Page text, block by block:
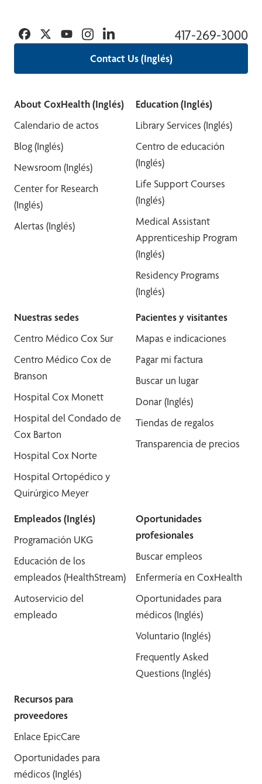
Contact Us (Inglés)
417-269-3000
Facebook
TwitterYouTubeInstagramLinkedin
About CoxHealth (Inglés)
Calendario de actos
Blog (Inglés)
Newsroom (Inglés)
Center for Research
(Inglés)
Alertas (Inglés)
Education (Inglés)
Library Services (Inglés)
Centro de educación
(Inglés)
Life Support Courses
(Inglés)
Medical Assistant
Apprenticeship Program
(Inglés)
Residency Programs
(Inglés)
Nuestras sedes
Centro Médico Cox Sur
Centro Médico Cox de
Branson
Hospital Cox Monett
Hospital del Condado de
Cox Barton
Hospital Cox Norte
Hospital Ortopédico y
Quirúrgico Meyer
Pacientes y visitantes
Mapas e indicaciones
Pagar mi factura
Buscar un lugar
Donar (Inglés)
Tiendas de regalos
Transparencia de precios
Empleados (Inglés)
Programación UKG
Educación de los
empleados (HealthStream)
Autoservicio del
empleado
Oportunidades
profesionales
Buscar empleos
Enfermería en CoxHealth
Oportunidades para
médicos (Inglés)
Voluntario (Inglés)
Frequently Asked
Questions (Inglés)
Recursos para
proveedores
Enlace EpicCare
Oportunidades para
médicos (Inglés)